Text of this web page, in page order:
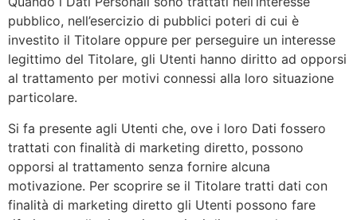
pubblico, nell’esercizio di pubblici poteri di cui è
investito il Titolare oppure per perseguire un interesse
legittimo del Titolare, gli Utenti hanno diritto ad opporsi
al trattamento per motivi connessi alla loro situazione
particolare.
Si fa presente agli Utenti che, ove i loro Dati fossero
trattati con finalità di marketing diretto, possono
opporsi al trattamento senza fornire alcuna
motivazione. Per scoprire se il Titolare tratti dati con
finalità di marketing diretto gli Utenti possono fare